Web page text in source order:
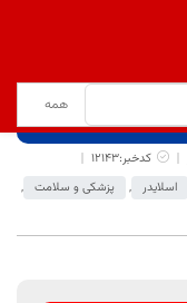
کدخبر:12143
اسلایدر , پزشکی و سلامت ,